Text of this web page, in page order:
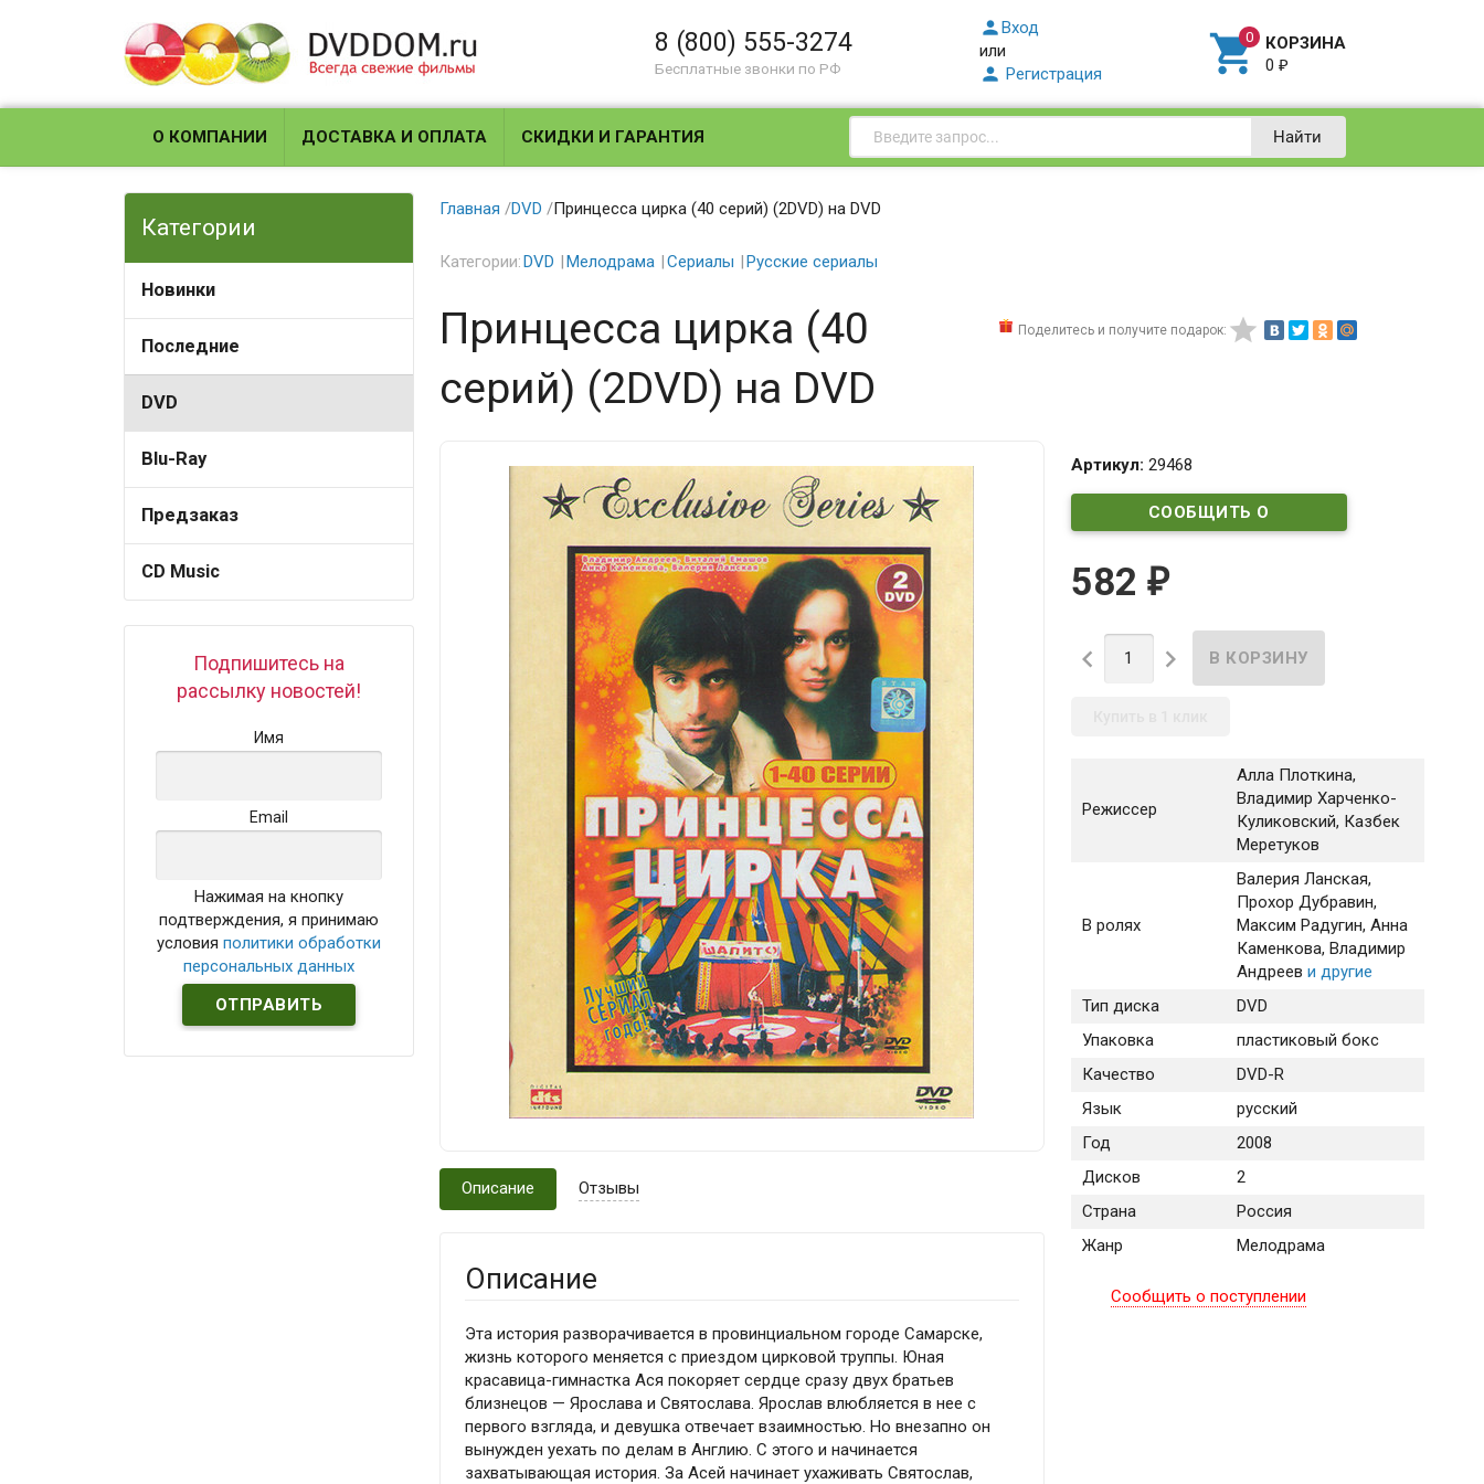
8 (800) 555-3274
Бесплатные звонки по РФ
Вход
или
 Регистрация  КОРЗИНА
0₽
О КОМПАНИИ ДОСТАВКА И ОПЛАТА СКИДКИ И ГАРАНТИЯ Найти
Категории
Новинки
Последние
DVD
Blu-Ray
Предзаказ
CD Music
Подпишитесь на
рассылку новостей!
Имя
Email
Нажимая на кнопку
подтверждения, я принимаю
условияполитики обработки
персональных данных
Главная /DVD /Принцесса цирка (40 серий) (2DVD) на DVD
Категории:DVD Мелодрама Сериалы Русские сериалы
Поделитесь и получите подарок: 
Принцесса цирка (40
серий) (2DVD) на DVD
Артикул: 29468
СООБЩИТЬ О
582 ₽
 
Режиссер
Алла Плоткина,
Владимир Харченко-
Куликовский, Казбек
Меретуков
В ролях
Валерия Ланская,
Прохор Дубравин,
Максим Радугин, Анна
Каменкова, Владимир
Андреев и другие
Тип диска
DVD
Упаковка
пластиковый бокс
Качество
DVD-R
Язык
русский
Год
2008
Дисков
2
Страна
Россия
Жанр
Мелодрама
Сообщить о поступлении
Описание Отзывы
Описание
Эта история разворачивается в провинциальном городе Самарске,
жизнь которого меняется с приездом цирковой труппы. Юная
красавица-гимнастка Ася покоряет сердце сразу двух братьев
близнецов — Ярослава и Святослава. Ярослав влюбляется в нее с
первого взгляда, и девушка отвечает взаимностью. Но внезапно он
вынужден уехать по делам в Англию. С этого и начинается
захватывающая история. За Асей начинает ухаживать Святослав,